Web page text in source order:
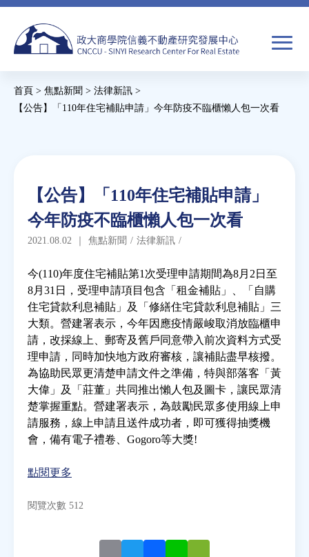
Jump
navigation
搜
搜
尋
焦點新聞
教育推廣
房市分析
研究獎勵
房地產年鑑
電子報
相關連結
您
首頁 > 焦點新聞 > 法律新訊 >
【公告】「110年住宅補貼申請」今年防疫不臨櫃懶人包一次看
Back
top
【公告】「110年住宅補貼申請」
今年防疫不臨櫃懶人包一次看
2021.08.02 ｜ 焦點新聞 / 法律新訊 /
今(110)年度住宅補貼第1次受理申請期間為8月2日至
8月31日，受理申請項目包含「租金補貼」、「自購
住宅貸款利息補貼」及「修繕住宅貸款利息補貼」三
大類。營建署表示，今年因應疫情嚴峻取消放臨櫃申
請，改採線上、郵寄及舊戶同意帶入前次資料方式受
理申請，同時加快地方政府審核，讓補貼盡早核撥。
為協助民眾更清楚申請文件之準備，特與部落客「黃
大偉」及「莊董」共同推出懶人包及圖卡，讓民眾清
楚掌握重點。營建署表示，為鼓勵民眾多使用線上申
請服務，線上申請且送件成功者，即可獲得抽獎機
會，備有電子禮卷、Gogoro等大獎!
點閱更多
閱覽次數 512